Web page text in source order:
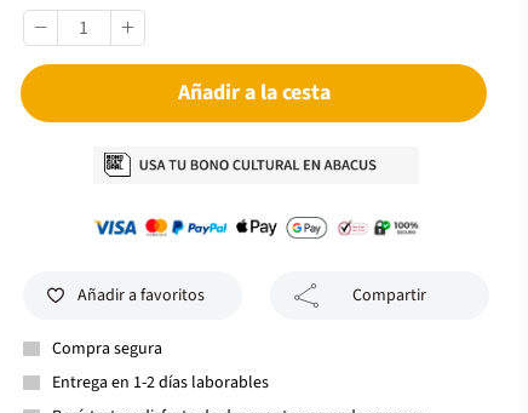
Añadir a la cesta
Añadir a favoritos Compartir
Compra segura
Entrega en 1-2 días laborables